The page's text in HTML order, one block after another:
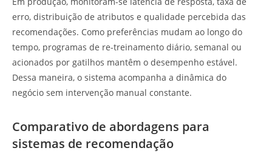
erro, distribuição de atributos e qualidade percebida das
recomendações. Como preferências mudam ao longo do
tempo, programas de re-treinamento diário, semanal ou
acionados por gatilhos mantêm o desempenho estável.
Dessa maneira, o sistema acompanha a dinâmica do
negócio sem intervenção manual constante.
Comparativo de abordagens para
sistemas de recomendação